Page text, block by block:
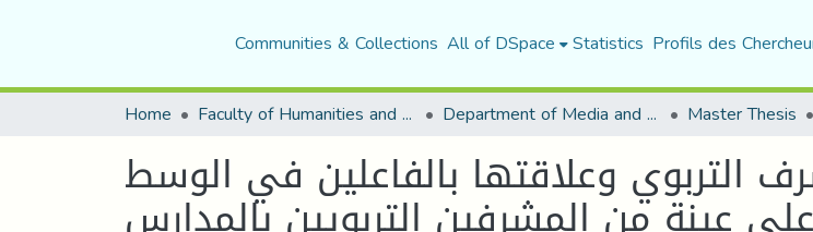
Communities & Collections All of DSpace Statistics Profils des
Home Faculty of Humanities and Social Sciences Department of Media and Communication Studies Master Thesis
التربوي وعلاقتها بالفاعلين في الوسط